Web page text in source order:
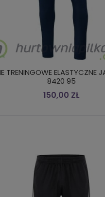
TRENINGOWE ELASTYCZNE
8420 95
150,00 ZŁ